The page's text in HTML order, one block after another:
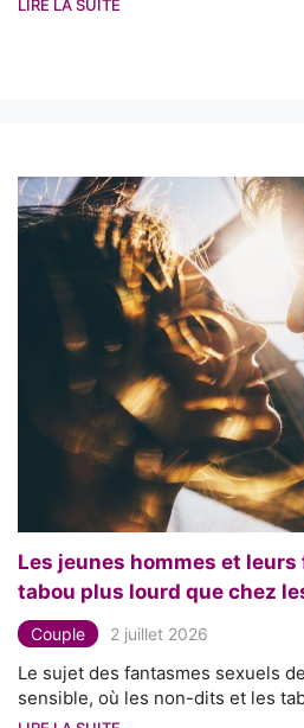
LIRE LA SUITE
Les jeunes hommes et
tabou plus lourd que chez
Couple 2 juillet 2026
Le sujet des fantasmes sexuels
sensible, où les non-dits et les